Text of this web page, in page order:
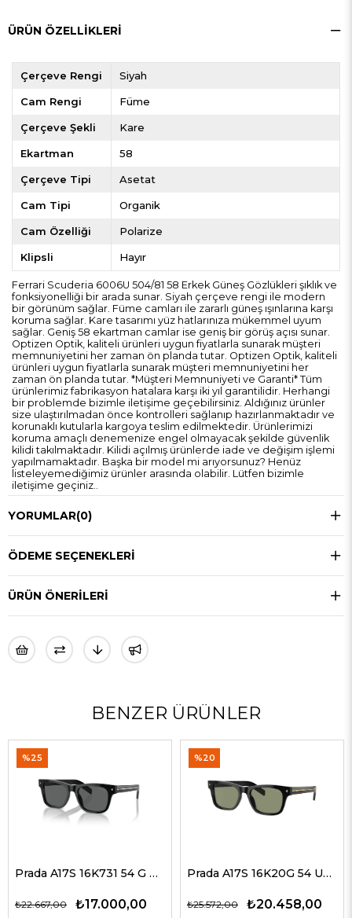
ÜRÜN ÖZELLIKLERI
Çerçeve Rengi Siyah
Cam Rengi Füme
Çerçeve Şekli Kare
Ekartman 58
Çerçeve Tipi Asetat
Cam Tipi Organik
Cam Özelliği Polarize
Klipsli Hayır
Ferrari Scuderia 6006U 504/81 58 Erkek Güneş Gözlükleri şıklık ve
fonksiyonelliği bir arada sunar. Siyah çerçeve rengi ile modern
bir görünüm sağlar. Füme camları ile zararlı güneş ışınlarına karşı
koruma sağlar. Kare tasarımı yüz hatlarınıza mükemmel uyum
sağlar. Geniş 58 ekartman camlar ise geniş bir görüş açısı sunar.
Optizen Optik, kaliteli ürünleri uygun fiyatlarla sunarak müşteri
memnuniyetini her zaman ön planda tutar. Optizen Optik, kaliteli
ürünleri uygun fiyatlarla sunarak müşteri memnuniyetini her
zaman ön planda tutar. *Müşteri Memnuniyeti ve Garanti* Tüm
ürünlerimiz fabrikasyon hatalara karşı iki yıl garantilidir. Herhangi
bir problemde bizimle iletişime geçebilirsiniz. Aldığınız ürünler
size ulaştırılmadan önce kontrolleri sağlanıp hazırlanmaktadır ve
korunaklı kutularla kargoya teslim edilmektedir. Ürünlerimizi
koruma amaçlı denemenize engel olmayacak şekilde güvenlik
kilidi takılmaktadır. Kilidi açılmış ürünlerde iade ve değişim işlemi
yapılmamaktadır. Başka bir model mi arıyorsunuz? Henüz
listeleyemediğimiz ürünler arasında olabilir. Lütfen bizimle
iletişime geçiniz..
YORUMLAR(0)
ÖDEME SEÇENEKLERI
ÜRÜN ÖNERILERI
BENZER ÜRÜNLER
Prada A17S 16K731 54 G Erkek Güneş Gözlükleri
₺17.000,00
₺22.667,00
%25
Prada A17S 16K20G 54 Unisex Güneş Gözlükleri
₺20.458,00
₺25.572,00
%20